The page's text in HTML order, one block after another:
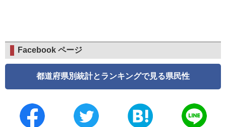
Facebook ページ
都道府県別統計とランキングで見る県民性